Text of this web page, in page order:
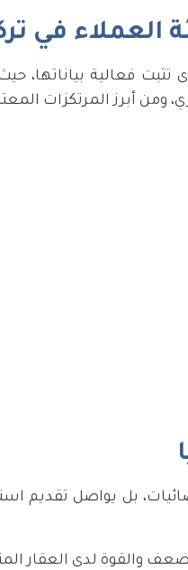
في
فعالية بياناتها، حيث
ومن أبرز المرتكزات
بل يواصل تقديم
والقوة لدى العقار